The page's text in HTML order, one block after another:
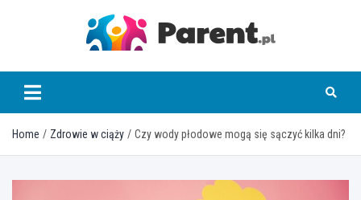
parent.pl
Home Zdrowie w ciąży Czy wody płodowe mogą się sączyć kilka dni?